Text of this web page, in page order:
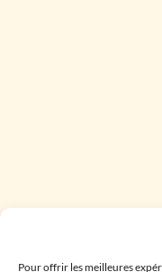
Pour offrir les meilleures